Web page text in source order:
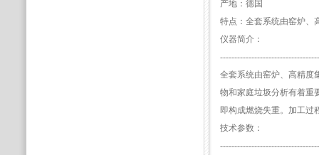
产地：德国
特点：全套系统由窑炉、
仪器简介：
全套系统由窑炉、高精度
物和家庭垃圾分析有着重
即构成燃烧失重。加工过
技术参数：